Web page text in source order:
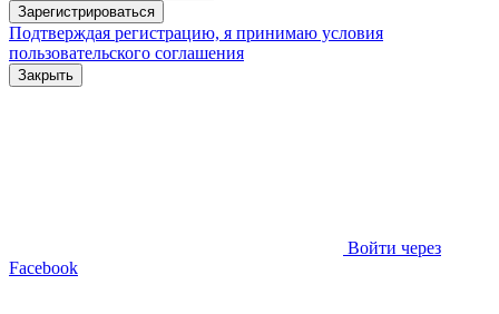
Зарегистрироваться
Подтверждая регистрацию, я принимаю условия
пользовательского соглашения
Закрыть
Войти через
Facebook